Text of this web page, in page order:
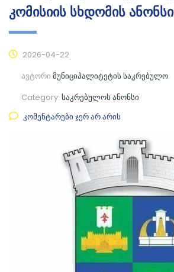
კომისიის სხდომის ანონსი
2026-04-22
ავტორი მუნიციპალიტეტის საკრებულო
Category: საკრებულოს ანონსი
კომენტარები ჯერ არ არის